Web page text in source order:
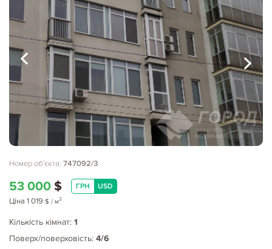
Номер об'єкта: 747092/3
53 000 $ ГРН USD
Ціна 1 019 $ / м2
Кількість кімнат: 1
Поверх/поверховість: 4/6